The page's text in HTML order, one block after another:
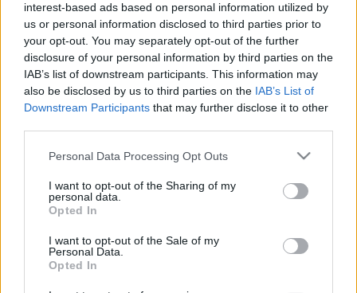
interest-based ads based on personal information utilized by
us or personal information disclosed to third parties prior to
your opt-out. You may separately opt-out of the further
disclosure of your personal information by third parties on the
IAB’s list of downstream participants. This information may
also be disclosed by us to third parties on the IAB’s List of
Downstream Participants that may further disclose it to other
Please note that this website/app uses one or more Google
not limited to your visit or usage behaviour. You may click to
grant or deny consent to Google and its third-party tags to
use your data for below specified purposes in below Google
consent section.
Personal Data Processing Opt Outs
I want to opt-out of the Sharing of my
personal data.
Opted In
I want to opt-out of the Sale of my
Personal Data.
Opted In
popzenét, George Martin producer szerint a felvételkor a
stúdió is hangszerré vált.
INTERJÚ
IRODALOM
Meszlényi-Bodnár Zoltán: A színész itt
bármit kimondhat, ami az eszébe jut
Meszlényi-Bodnár Zoltán rendező, színész-drámatanárral
„romlik” a szöveg a színházi nevelési előadásokban.
PROGRAM
Világsztárok, Bródy-dalok és ikonikus